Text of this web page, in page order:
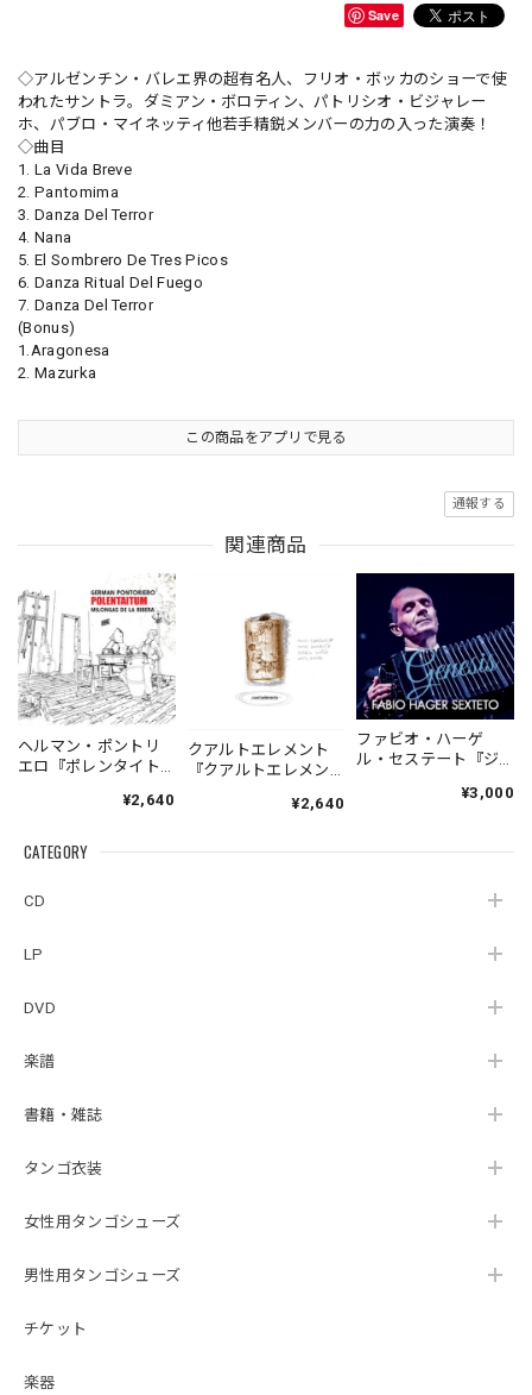
CATEGORY
CD
LP
DVD
楽譜
書籍・雑誌
タンゴ衣装
女性用タンゴシューズ
男性用タンゴシューズ
チケット
楽器
Save
◇アルゼンチン・バレエ界の超有名人、フリオ・ボッカのショーで使
われたサントラ。ダミアン・ボロティン、パトリシオ・ビジャレー
ホ、パブロ・マイネッティ他若手精鋭メンバーの力の入った演奏！
◇曲目
1. La Vida Breve
2. Pantomima
3. Danza Del Terror
4. Nana
5. El Sombrero De Tres Picos
6. Danza Ritual Del Fuego
7. Danza Del Terror
(Bonus)
1.Aragonesa
2. Mazurka
この商品をアプリで見る
通報する
関連商品
ヘルマン・ポントリ
エロ『ポレンタイト
Pontoriero『POLENT
la Ribera』
¥2,640
クアルトエレメント
『クアルトエレメン
Cuartoelemento『Cu
（007RECORDS-27）
¥2,640
ファビオ・ハーゲ
ル・セステート『ジ
¥3,000